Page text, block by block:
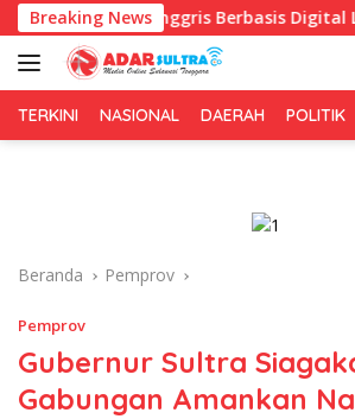
Langsung
ke
konten
Breaking News
Berbasis Digital Lewat KKN
TERKINI NASIONAL DAERAH POLITIK
Beranda Pemprov
Pemprov
Gubernur Sultra
Gabungan Amankan